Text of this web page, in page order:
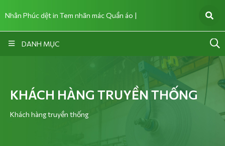
Nhân Phúc dệt in Tem nhãn mác Quần áo |
DANH MỤC
KHÁCH HÀNG TRUYỀN THỐNG
Khách hàng truyền thống